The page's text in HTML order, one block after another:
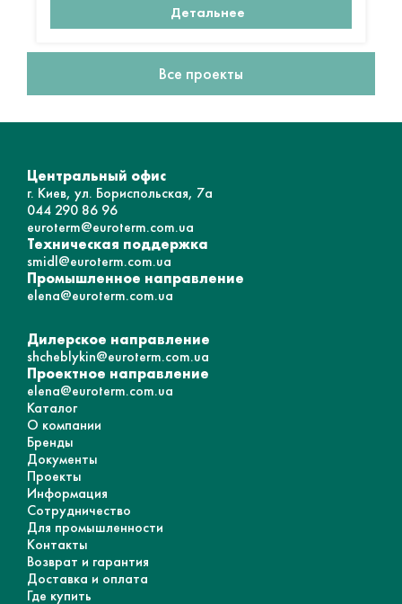
Детальнее
Все проекты
Центральный офис
г. Киев, ул. Бориспольская, 7а
044 290 86 96
euroterm@euroterm.com.ua
Техническая поддержка
smidl@euroterm.com.ua
Промышленное направление
elena@euroterm.com.ua
Дилерское направление
shcheblykin@euroterm.com.ua
Проектное направление
elena@euroterm.com.ua
Каталог
О компании
Бренды
Документы
Проекты
Информация
Сотрудничество
Для промышленности
Контакты
Возврат и гарантия
Доставка и оплата
Где купить